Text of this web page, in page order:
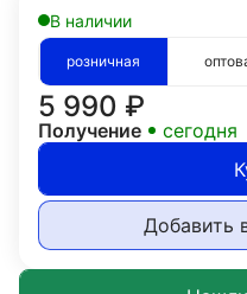
В наличии
розничная
5 990 ₽
Получение
сегодня
Добавить